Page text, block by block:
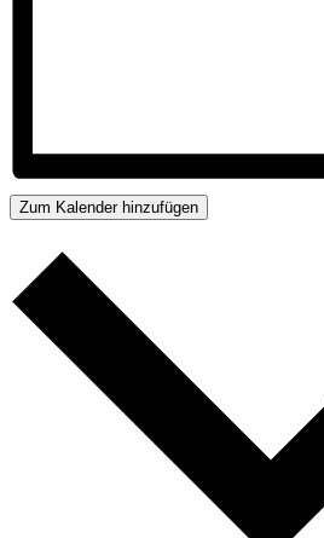
Zum Kalender hinzufügen